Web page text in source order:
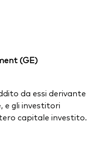
(GE)
da essi derivante
e gli investitori
capitale investito.